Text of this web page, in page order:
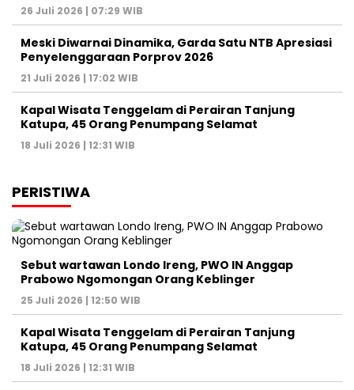
26 Juli 2026 | 07:29 WIB
Meski Diwarnai Dinamika, Garda Satu NTB Apresiasi
Penyelenggaraan Porprov 2026 ‎
21 Juli 2026 | 17:02 WIB
Kapal Wisata Tenggelam di Perairan Tanjung
Katupa, 45 Orang Penumpang Selamat
18 Juli 2026 | 12:31 WIB
PERISTIWA
Sebut wartawan Londo Ireng, PWO IN Anggap
Prabowo Ngomongan Orang Keblinger
25 Juli 2026 | 12:50 WIB
Kapal Wisata Tenggelam di Perairan Tanjung
Katupa, 45 Orang Penumpang Selamat
18 Juli 2026 | 12:31 WIB